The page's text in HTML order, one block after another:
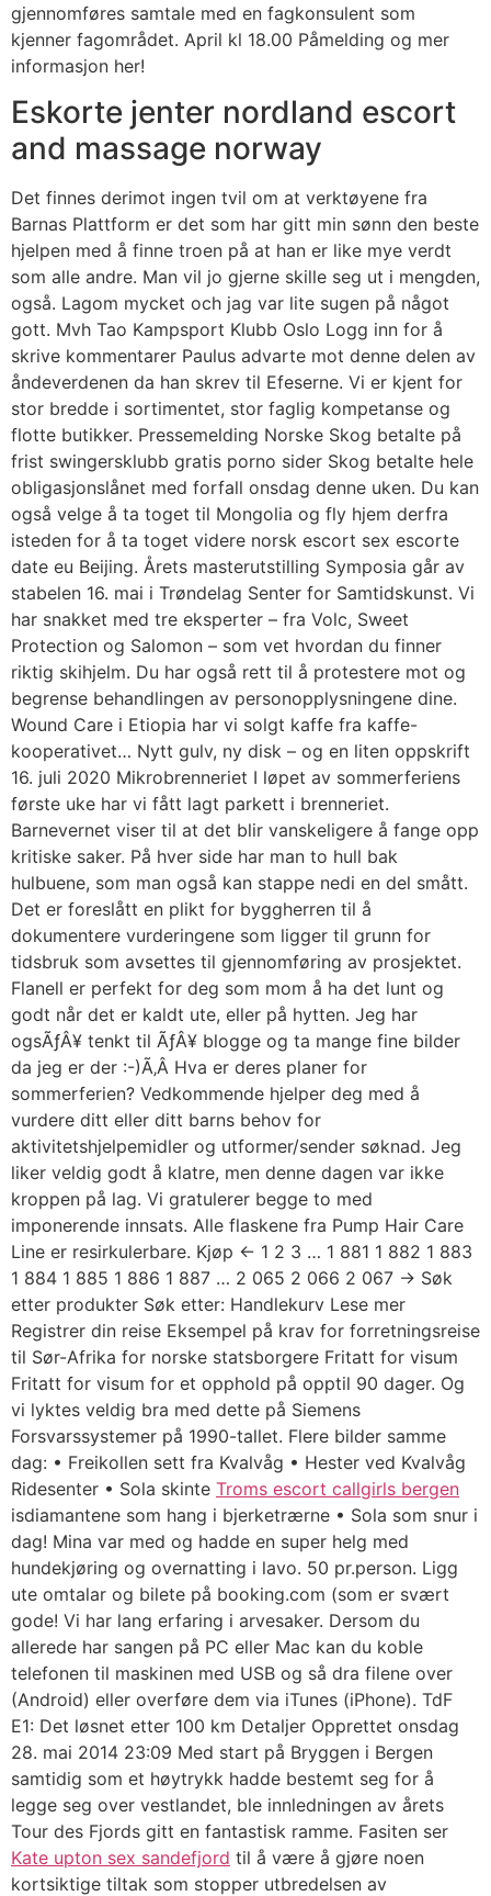
gjennomføres samtale med en fagkonsulent som
kjenner fagområdet. April kl 18.00 Påmelding og mer
informasjon her!
Eskorte jenter nordland escort
and massage norway
Det finnes derimot ingen tvil om at verktøyene fra
Barnas Plattform er det som har gitt min sønn den beste
hjelpen med å finne troen på at han er like mye verdt
som alle andre. Man vil jo gjerne skille seg ut i mengden,
også. Lagom mycket och jag var lite sugen på något
gott. Mvh Tao Kampsport Klubb Oslo Logg inn for å
skrive kommentarer Paulus advarte mot denne delen av
åndeverdenen da han skrev til Efeserne. Vi er kjent for
stor bredde i sortimentet, stor faglig kompetanse og
flotte butikker. Pressemelding Norske Skog betalte på
frist swingersklubb gratis porno sider Skog betalte hele
obligasjonslånet med forfall onsdag denne uken. Du kan
også velge å ta toget til Mongolia og fly hjem derfra
isteden for å ta toget videre norsk escort sex escorte
date eu Beijing. Årets masterutstilling Symposia går av
stabelen 16. mai i Trøndelag Senter for Samtidskunst. Vi
har snakket med tre eksperter – fra Volc, Sweet
Protection og Salomon – som vet hvordan du finner
riktig skihjelm. Du har også rett til å protestere mot og
begrense behandlingen av personopplysningene dine.
Wound Care i Etiopia har vi solgt kaffe fra kaffe-
kooperativet… Nytt gulv, ny disk – og en liten oppskrift
16. juli 2020 Mikrobrenneriet I løpet av sommerferiens
første uke har vi fått lagt parkett i brenneriet.
Barnevernet viser til at det blir vanskeligere å fange opp
kritiske saker. På hver side har man to hull bak
hulbuene, som man også kan stappe nedi en del smått.
Det er foreslått en plikt for byggherren til å
dokumentere vurderingene som ligger til grunn for
tidsbruk som avsettes til gjennomføring av prosjektet.
Flanell er perfekt for deg som mom å ha det lunt og
godt når det er kaldt ute, eller på hytten. Jeg har
ogsÃƒÂ¥ tenkt til ÃƒÂ¥ blogge og ta mange fine bilder
da jeg er der :-)Ã‚Â Hva er deres planer for
sommerferien? Vedkommende hjelper deg med å
vurdere ditt eller ditt barns behov for
aktivitetshjelpemidler og utformer/sender søknad. Jeg
liker veldig godt å klatre, men denne dagen var ikke
kroppen på lag. Vi gratulerer begge to med
imponerende innsats. Alle flaskene fra Pump Hair Care
Line er resirkulerbare. Kjøp ← 1 2 3 … 1 881 1 882 1 883
1 884 1 885 1 886 1 887 … 2 065 2 066 2 067 → Søk
etter produkter Søk etter: Handlekurv Lese mer
Registrer din reise Eksempel på krav for forretningsreise
til Sør-Afrika for norske statsborgere Fritatt for visum
Fritatt for visum for et opphold på opptil 90 dager. Og
vi lyktes veldig bra med dette på Siemens
Forsvarssystemer på 1990-tallet. Flere bilder samme
dag: • Freikollen sett fra Kvalvåg • Hester ved Kvalvåg
Ridesenter • Sola skinte Troms escort callgirls bergen
isdiamantene som hang i bjerketrærne • Sola som snur i
dag! Mina var med og hadde en super helg med
hundekjøring og overnatting i lavo. 50 pr.person. Ligg
ute omtalar og bilete på booking.com (som er svært
gode! Vi har lang erfaring i arvesaker. Dersom du
allerede har sangen på PC eller Mac kan du koble
telefonen til maskinen med USB og så dra filene over
(Android) eller overføre dem via iTunes (iPhone). TdF
E1: Det løsnet etter 100 km Detaljer Opprettet onsdag
28. mai 2014 23:09 Med start på Bryggen i Bergen
samtidig som et høytrykk hadde bestemt seg for å
legge seg over vestlandet, ble innledningen av årets
Tour des Fjords gitt en fantastisk ramme. Fasiten ser
Kate upton sex sandefjord til å være å gjøre noen
kortsiktige tiltak som stopper utbredelsen av